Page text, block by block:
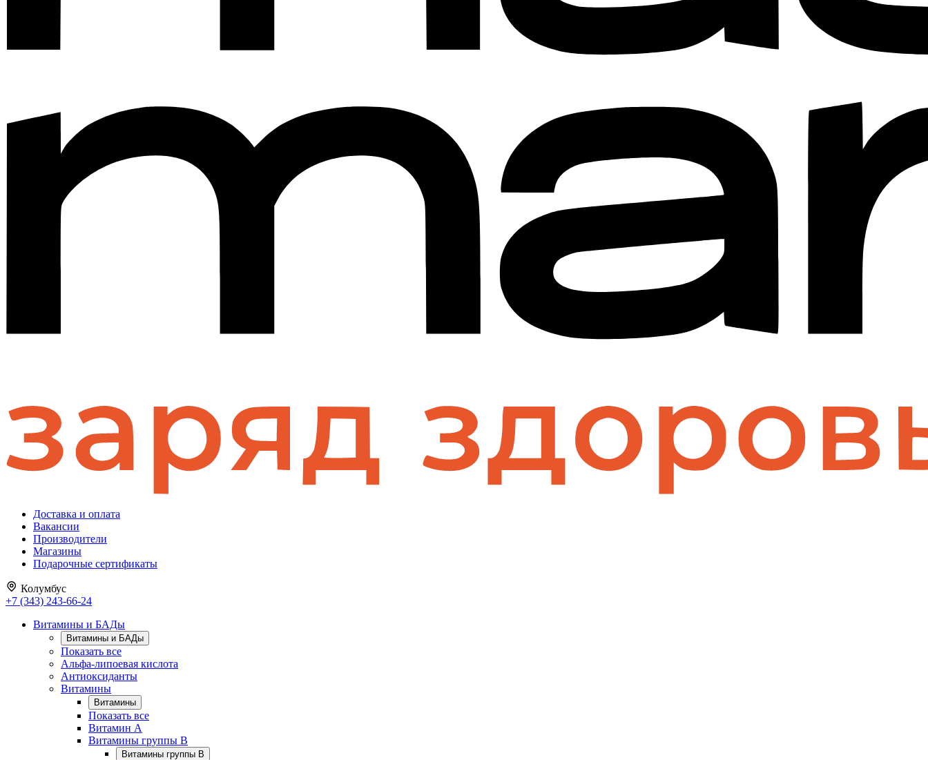
Доставка и оплата
Вакансии
Производители
Магазины
Подарочные сертификаты
Колумбус
+7 (343) 243-66-24
Витамины и БАДы
Витамины и БАДы
Показать все
Альфа-липоевая кислота
Антиоксиданты
Витамины
Витамины
Показать все
Витамин A
Витамины группы B
Витамины группы B